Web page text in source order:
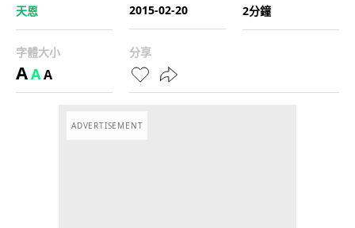
天恩
2015-02-20
2分鐘
字體大小
AAA
分享
ADVERTISEMENT